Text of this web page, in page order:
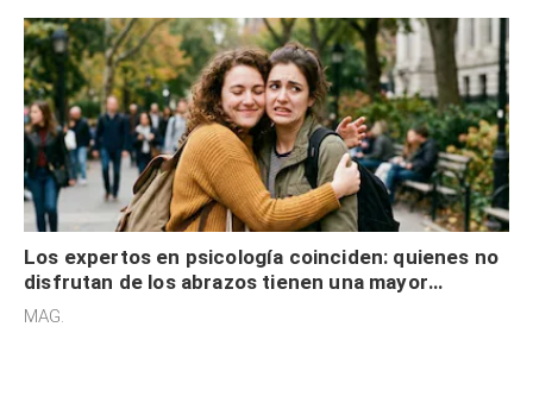
Los expertos en psicología coinciden: quienes no
disfrutan de los abrazos tienen una mayor
sensibilidad a los estímulos físicos y no es por
MAG.